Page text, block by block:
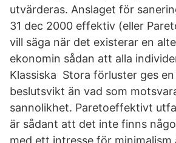
utvärderas. Anslaget för
31 dec 2000 effektiv (eller
vill säga när det existerar en
ekonomin sådan att alla
Klassiska Stora förluster ges
beslutsvikt än vad som
sannolikhet. Paretoeffektivt
är sådant att det inte finns
med ett intresse för minimalism